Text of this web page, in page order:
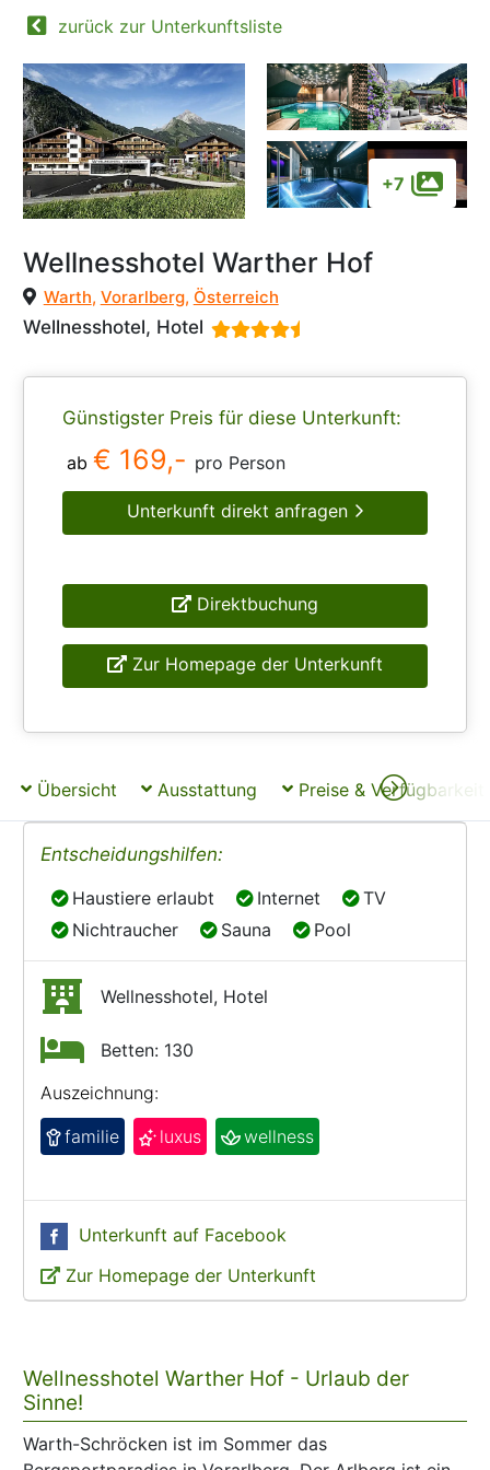
zurück zur Unterkunftsliste
+7
Wellnesshotel Warther Hof
Warth, Vorarlberg, Österreich
Wellnesshotel, Hotel
Günstigster Preis für diese Unterkunft:
ab € 169,- pro Person
Unterkunft direkt anfragen
Direktbuchung
Zur Homepage der Unterkunft
Übersicht Ausstattung Preise & Verfügbarkeit
Entscheidungshilfen:
Haustiere erlaubt
Haustiere erlaubt Internet
Internet TV
TV
Nichtraucher
Nichtraucher Sauna
Sauna Pool
Pool
Wellnesshotel, Hotel
Betten: 130
Auszeichnung:
familie
luxus wellness
Unterkunft auf Facebook
Zur Homepage der Unterkunft
Wellnesshotel Warther Hof - Urlaub der
Sinne!
Warth-Schröcken ist im Sommer das